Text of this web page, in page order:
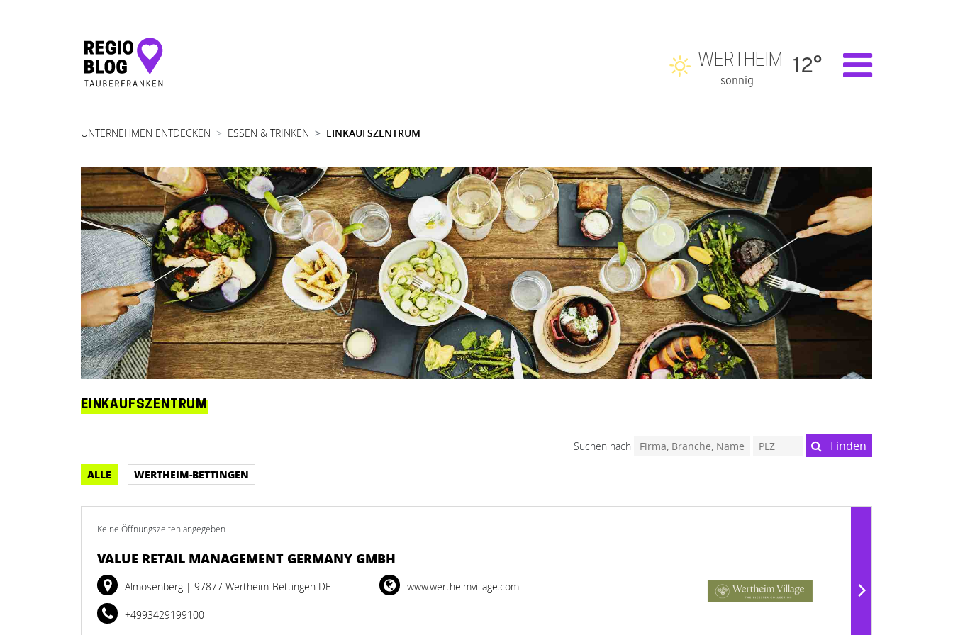
Hauptnavigation
WERTHEIM
sonnig
12°
UNTERNEHMEN ENTDECKEN ESSEN & TRINKEN EINKAUFSZENTRUM
EINKAUFSZENTRUM
Suchen nach Finden
ALLE WERTHEIM-BETTINGEN
Keine Öffnungszeiten angegeben
VALUE RETAIL MANAGEMENT GERMANY GMBH
Almosenberg | 97877 Wertheim-Bettingen DE
+4993429199100
www.wertheimvillage.com